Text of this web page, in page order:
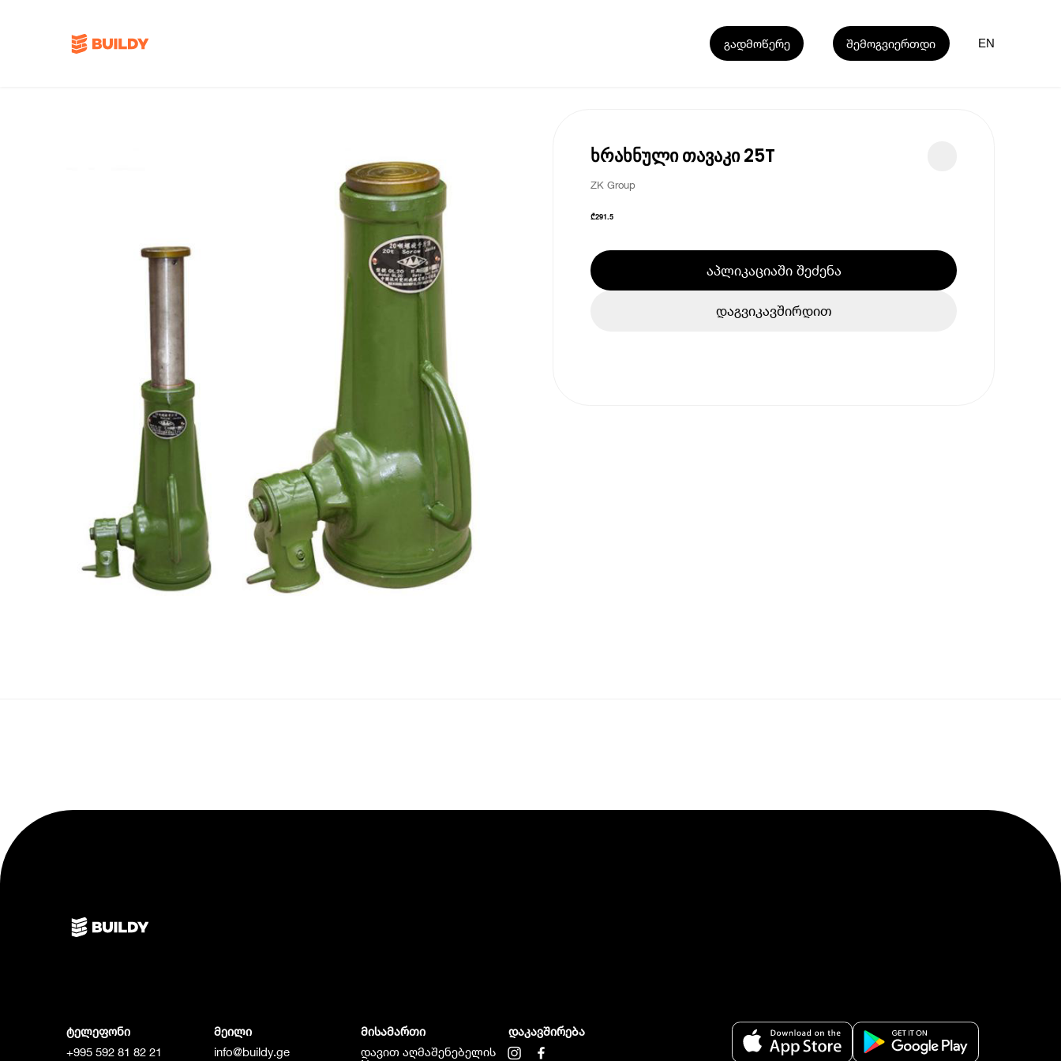
გადმოწერე შემოგვიერთდი EN
ხრახნული თავაკი 25T
ZK Group
₾291.5
აპლიკაციაში შეძენა
დაგვიკავშირდით
ტელეფონი
+995 592 81 82 21
მეილი
info@buildy.ge
მისამართი
დავით აღმაშენებელის
დაკავშირება